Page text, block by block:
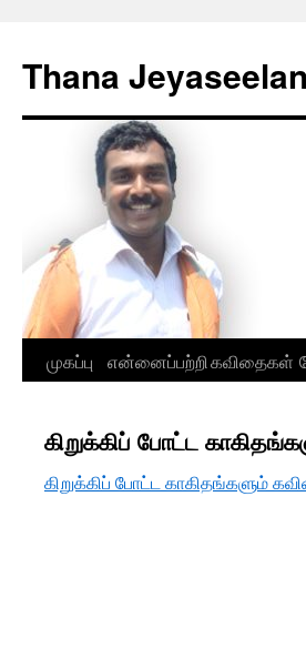
content
Thana Jeyaseelan
முகப்பு என்னைப்பற்றிகவிதைகள்
கிறுக்கிப் போட்ட
கிறுக்கிப் போட்ட காகிதங்களும்